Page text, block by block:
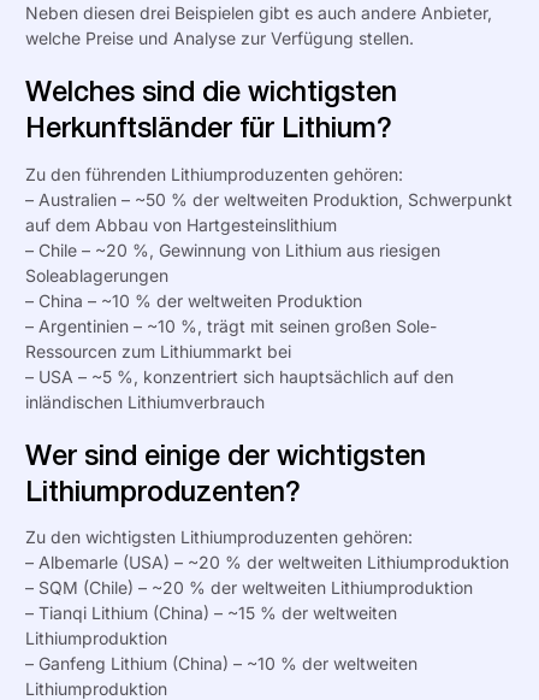
Neben diesen drei Beispielen gibt es auch andere Anbieter,
welche Preise und Analyse zur Verfügung stellen.
Welches sind die wichtigsten
Herkunftsländer für Lithium?
Zu den führenden Lithiumproduzenten gehören:
– Australien – ~50 % der weltweiten Produktion, Schwerpunkt
auf dem Abbau von Hartgesteinslithium
– Chile – ~20 %, Gewinnung von Lithium aus riesigen
Soleablagerungen
– China – ~10 % der weltweiten Produktion
– Argentinien – ~10 %, trägt mit seinen großen Sole-
Ressourcen zum Lithiummarkt bei
– USA – ~5 %, konzentriert sich hauptsächlich auf den
inländischen Lithiumverbrauch
Wer sind einige der wichtigsten
Lithiumproduzenten?
Zu den wichtigsten Lithiumproduzenten gehören:
– Albemarle (USA) – ~20 % der weltweiten Lithiumproduktion
– SQM (Chile) – ~20 % der weltweiten Lithiumproduktion
– Tianqi Lithium (China) – ~15 % der weltweiten
Lithiumproduktion
– Ganfeng Lithium (China) – ~10 % der weltweiten
Lithiumproduktion